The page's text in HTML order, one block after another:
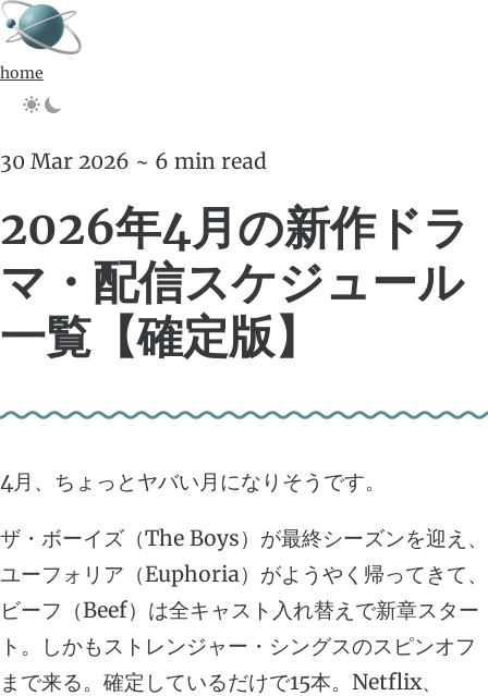
home
30 Mar 2026 ~ 6 min read
2026年4月の新作ドラ
マ・配信スケジュール
一覧【確定版】
4月、ちょっとヤバい月になりそうです。
ザ・ボーイズ（The Boys）が最終シーズンを迎え、
ユーフォリア（Euphoria）がようやく帰ってきて、
ビーフ（Beef）は全キャスト入れ替えで新章スター
ト。しかもストレンジャー・シングスのスピンオフ
まで来る。確定しているだけで15本。Netflix、